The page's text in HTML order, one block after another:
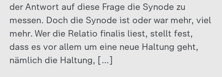
der Antwort auf diese Frage die Synode zu
messen. Doch die Synode ist oder war mehr, viel
mehr. Wer die Relatio finalis liest, stellt fest,
dass es vor allem um eine neue Haltung geht,
nämlich die Haltung, […]